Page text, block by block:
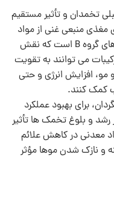
تخمدان و تأثیر مستقیم
مغذی منبعی غنی از مواد
مغذی مانند روی، سلنیوم و ویتامین‌ های گروه B است که نقش
می‌ توانند به تقویت
افزایش انرژی و حتی
کمک کنند.
برای بهبود عملکرد
و بلوغ تخمک‌ ها تأثیر
معدنی در کاهش علائم
و نازک شدن موها مؤثر